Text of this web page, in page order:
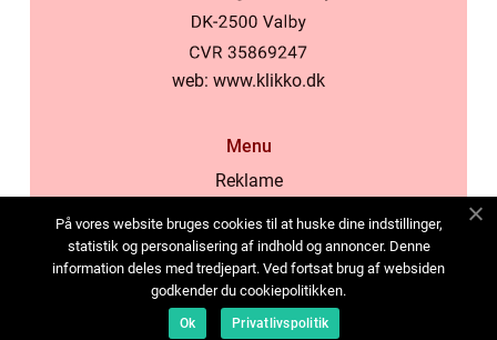
web: www.klikko.dk
Menu
Reklame
Cookies
Kontakt Oss
Sitemap
På vores website bruges cookies til at huske dine indstillinger,
statistik og personalisering af indhold og annoncer. Denne
information deles med tredjepart. Ved fortsat brug af websiden
godkender du cookiepolitikken.
Ok Privatlivspolitik